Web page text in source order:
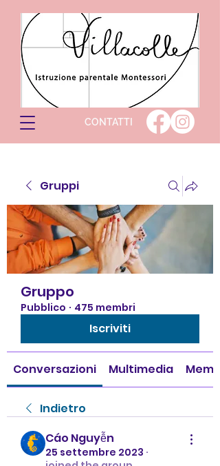
CONTATTI
Gruppi
Gruppo
Pubblico · 475 membri
Iscriviti
Conversazioni Multimedia
Indietro
Cáo Nguyễn
25 settembre 2023 ·